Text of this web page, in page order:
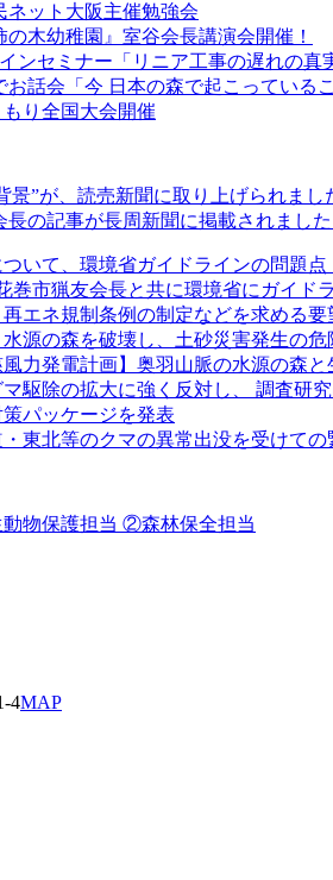
ネット大阪主催勉強会
の木幼稚園』室谷会長講演会開催！
ンセミナー「リニア工事の遅れの真
お話会「今 日本の森で起こっている
り全国大会開催
景”が、読売新聞に取り上げられまし
の記事が長周新聞に掲載されました
いて、環境省ガイドラインの問題
市猟友会長と共に環境省にガイド
再エネ規制条例の制定などを求める要
水源の森を破壊し、土砂災害発生の
風力発電計画】奥羽山脈の水源の森
駆除の拡大に強く反対し、 調査研
パッケージを発表
東北等のクマの異常出没を受けて
物保護担当 ②森林保全担当
4MAP